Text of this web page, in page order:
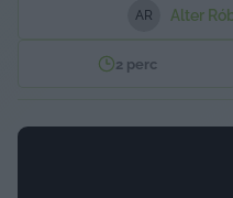
AR Alter
2 perc